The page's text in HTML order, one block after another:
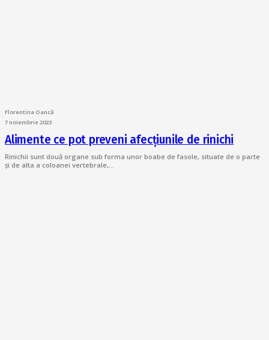
Florentina Oancă
7 noiembrie 2023
Alimente ce pot preveni afecțiunile de rinichi
Rinichii sunt două organe sub forma unor boabe de fasole, situate de o parte
și de alta a coloanei vertebrale,…